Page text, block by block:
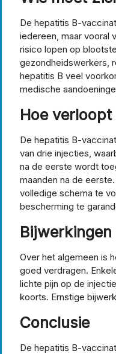
De hepatitis B-
iedereen, maar vooral
risico lopen op
gezondheidswerkers,
hepatitis B veel
medische
Hoe
De hepatitis B-
van drie injecties,
na de eerste wordt
maanden na de
volledige schema te
bescherming te
Bijwerkingen
Over het algemeen is
goed verdragen.
lichte pijn op de
koorts. Ernstige
Conclusie
De hepatitis B-